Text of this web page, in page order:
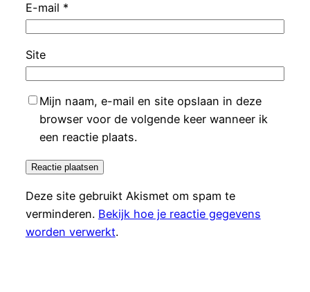
E-mail *
Site
Mijn naam, e-mail en site opslaan in deze
browser voor de volgende keer wanneer ik
een reactie plaats.
Deze site gebruikt Akismet om spam te
verminderen. Bekijk hoe je reactie gegevens
worden verwerkt.